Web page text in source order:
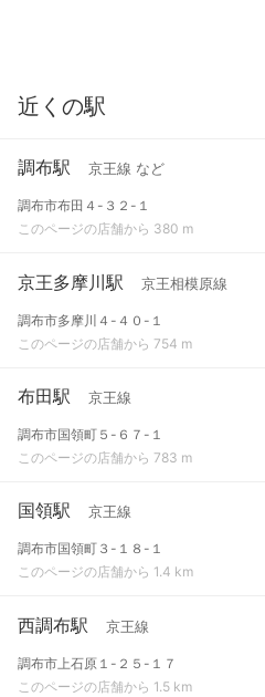
近くの駅
調布駅 京王線 など
調布市布田４-３２-１
このページの店舗から 380 m
京王多摩川駅 京王相模原線
調布市多摩川４-４０-１
このページの店舗から 754 m
布田駅 京王線
調布市国領町５-６７-１
このページの店舗から 783 m
国領駅 京王線
調布市国領町３-１８-１
このページの店舗から 1.4 km
西調布駅 京王線
調布市上石原１-２５-１７
このページの店舗から 1.5 km